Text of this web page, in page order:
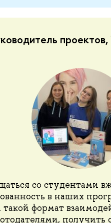
со студентами
в наших
формат
получить